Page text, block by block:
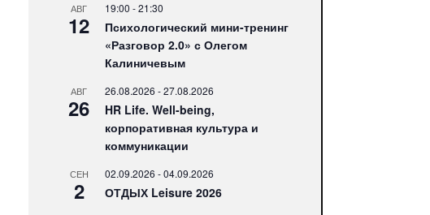
АВГ
12
19:00 -21:30
Психологический мини-тренинг
«Разговор 2.0» с Олегом
Калиничевым
АВГ
26
26.08.2026 -27.08.2026
HR Life. Well-being,
корпоративная культура и
коммуникации
СЕН
2
02.09.2026 -04.09.2026
ОТДЫХ Leisure 2026